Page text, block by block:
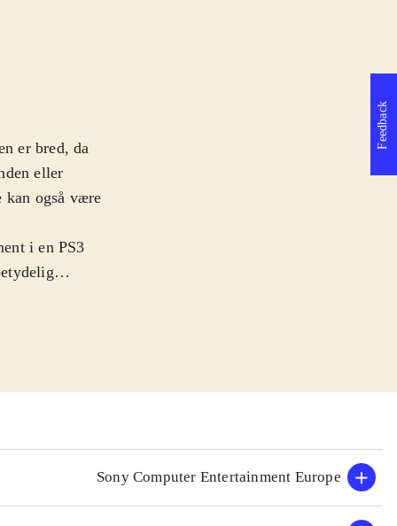
er bred, da
eller
kan også være
i en PS3
Blood
.
Sony Computer Entertainment Europe
Feedback